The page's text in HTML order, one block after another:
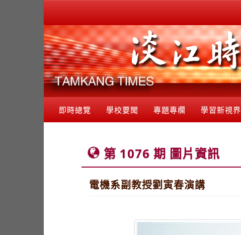
即時總覽 學校要聞 專題專欄 學習新視界
第 1076 期 圖片資訊
電機系副教授劉寅春演講